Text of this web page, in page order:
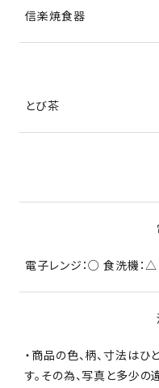
信楽焼食器
とび茶
電子レンジ：○ 食洗機：△
・商品の色、柄、寸法は
す。その為、写真と多少